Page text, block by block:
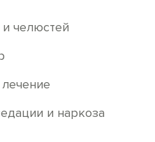
челюстей
и наркоза